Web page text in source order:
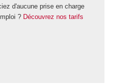
d'aucune prise en charge
? Découvrez nos tarifs